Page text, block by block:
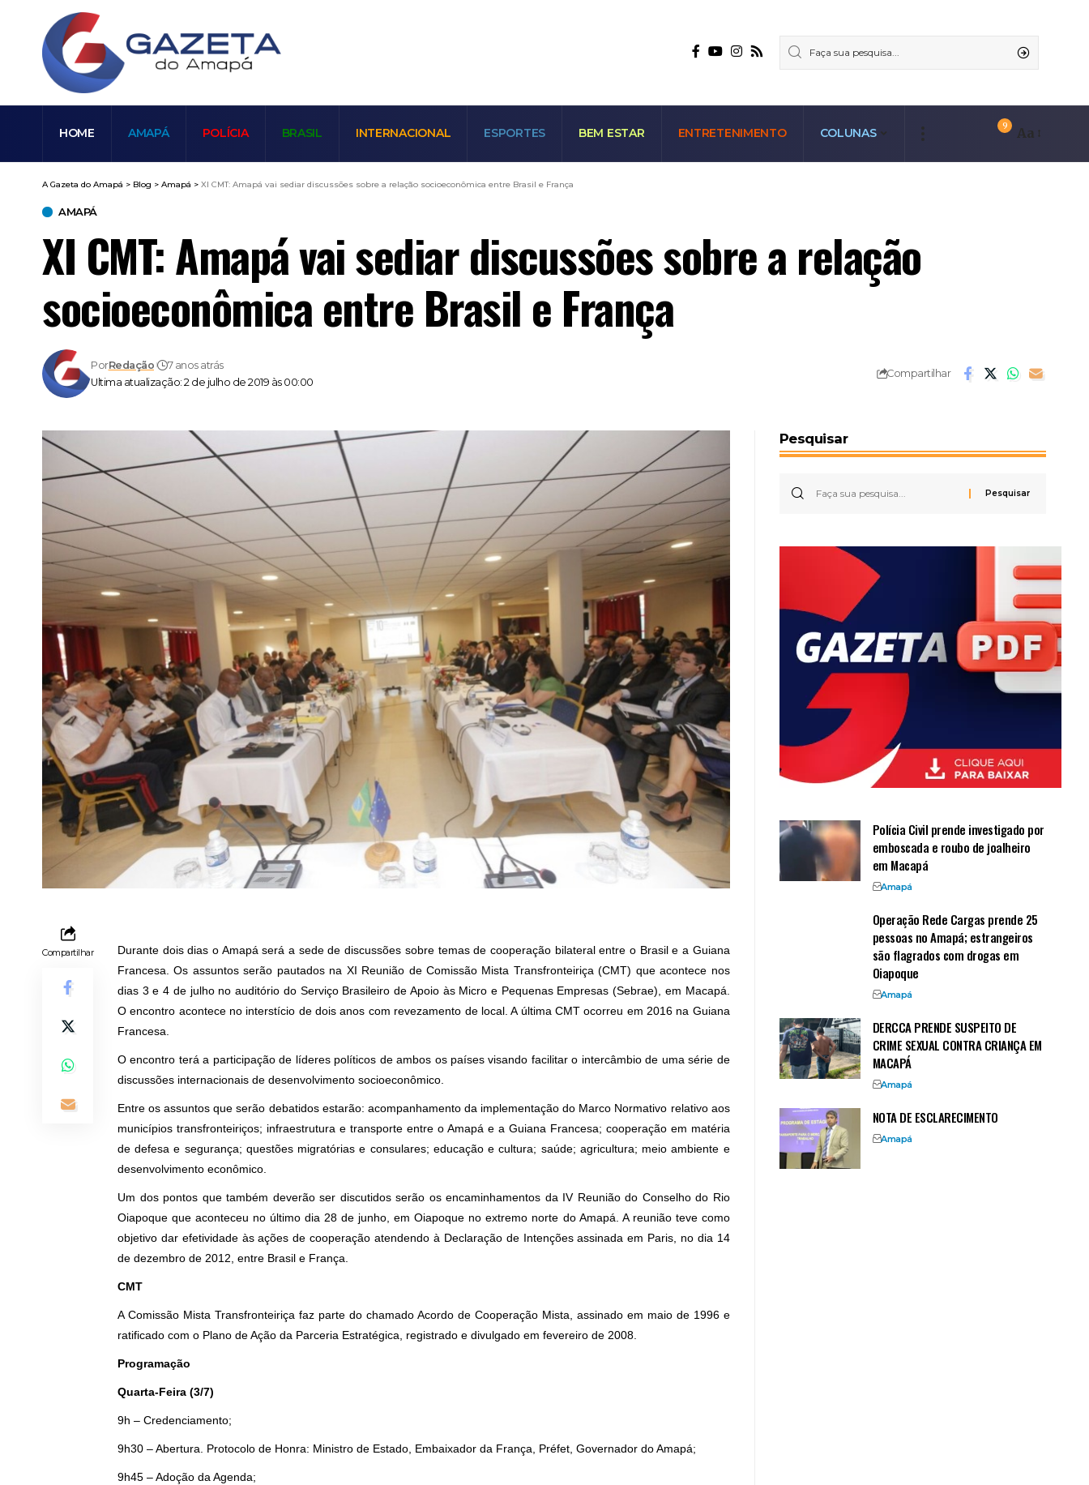
HOME AMAPÁ POLÍCIA BRASIL INTERNACIONAL ESPORTES BEM ESTAR ENTRETENIMENTO COLUNAS
9 Aa
A Gazeta do Amapá > Blog > Amapá > XI CMT: Amapá vai sediar discussões sobre a relação socioeconômica entre Brasil e França
AMAPÁ
XI CMT: Amapá vai sediar discussões sobre a relação
socioeconômica entre Brasil e França
Ultima atualização: 2 de julho de 2019 às 00:00
PorRedação 7 anos atrás
Compartilhar
Compartilhar
Durante dois dias o Amapá será a sede de discussões sobre temas de cooperação bilateral entre o Brasil e a Guiana
Francesa. Os assuntos serão pautados na XI Reunião de Comissão Mista Transfronteiriça (CMT) que acontece nos
dias 3 e 4 de julho no auditório do Serviço Brasileiro de Apoio às Micro e Pequenas Empresas (Sebrae), em Macapá.
O encontro acontece no interstício de dois anos com revezamento de local. A última CMT ocorreu em 2016 na Guiana
Francesa.
O encontro terá a participação de líderes políticos de ambos os países visando facilitar o intercâmbio de uma série de
discussões internacionais de desenvolvimento socioeconômico.
Entre os assuntos que serão debatidos estarão: acompanhamento da implementação do Marco Normativo relativo aos
municípios transfronteiriços; infraestrutura e transporte entre o Amapá e a Guiana Francesa; cooperação em matéria
de defesa e segurança; questões migratórias e consulares; educação e cultura; saúde; agricultura; meio ambiente e
desenvolvimento econômico.
Um dos pontos que também deverão ser discutidos serão os encaminhamentos da IV Reunião do Conselho do Rio
Oiapoque que aconteceu no último dia 28 de junho, em Oiapoque no extremo norte do Amapá. A reunião teve como
objetivo dar efetividade às ações de cooperação atendendo à Declaração de Intenções assinada em Paris, no dia 14
de dezembro de 2012, entre Brasil e França.
CMT
A Comissão Mista Transfronteiriça faz parte do chamado Acordo de Cooperação Mista, assinado em maio de 1996 e
ratificado com o Plano de Ação da Parceria Estratégica, registrado e divulgado em fevereiro de 2008.
Programação
Quarta-Feira (3/7)
9h – Credenciamento;
9h30 – Abertura. Protocolo de Honra: Ministro de Estado, Embaixador da França, Préfet, Governador do Amapá;
9h45 – Adoção da Agenda;
Pesquisar
Polícia Civil prende investigado por
emboscada e roubo de joalheiro
em Macapá
Amapá
Operação Rede Cargas prende 25
pessoas no Amapá; estrangeiros
são flagrados com drogas em
Oiapoque
Amapá
DERCCA PRENDE SUSPEITO DE
CRIME SEXUAL CONTRA CRIANÇA EM
MACAPÁ
Amapá
NOTA DE ESCLARECIMENTO
Amapá